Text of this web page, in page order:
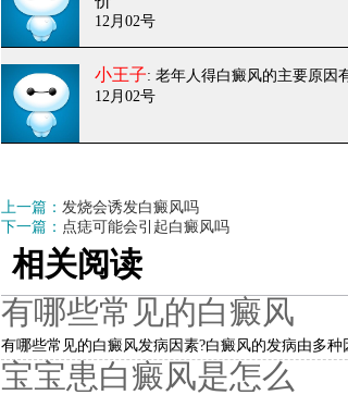
12月02号
小王子: 老年人得白癜风的主要原因
12月02号
上一篇： 发烧会诱发白癜风吗
下一篇： 点痣可能会引起白癜风吗
相关阅读
有哪些常见的白癜风
有哪些常见的白癜风发病因素?白癜风的发病由多
宝宝患白癜风是怎么